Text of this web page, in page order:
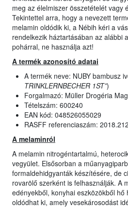
meg az élelmiszer összetételét vagy
Tekintettel arra, hogy a nevezett
melamin oldódik ki, a Nébih kéri a
rendelkezik háztartásában az alábbi
pohárral, ne használja azt!
A termék azonosító adatai
A termék neve: NUBY bambusz
TRINKLERNBECHER 1ST”)
Forgalmazó: Müller Drogéria
Tételszám: 600240
EAN kód: 048526055029
RASFF referenciaszám:
A melaminról
A melamin nitrogéntartalmú,
vegyület. Elsősorban a
formaldehidgyanták készítésére, de
rovarölő szerként is felhasználják. A
edényekből, konyhai eszközökből hő
oldódhat ki, amely vesekárosodást